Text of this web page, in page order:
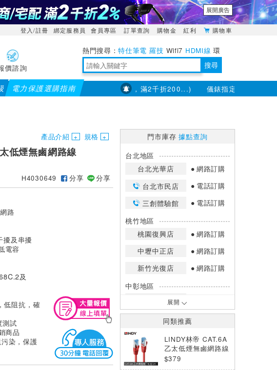
展開廣告
登入/註冊 綁定服務員 會員專區 訂單查詢 購物金 紅利 購物車
價諮詢
特仕筆電 羅技 Wifi7 HDMI線 環
境量測 明緯POWER 搜尋
電力保護選購指南
通】全館滿千折百(部分品項不適用，滿2千折200...) 儀錶指定款單筆滿
產品介紹 規格
低煙無鹵網路線
H4030649 分享 分享
路
擾及串擾
電容
及
低阻抗，確
測試
商品
染，保護
門市庫存據點查詢
台北地區
台北光華店
網路訂購
台北市民店
電話訂購
三創體驗館
電話訂購
桃竹地區
桃園復興店
網路訂購
中壢中正店
網路訂購
新竹光復店
網路訂購
中彰地區
台中英才店
嘉南地區
高雄鳳山店
網路訂購
*庫存數量：網路訂購(0)、少量庫存
展開
同類推薦
LINDY林帝 CAT.6A
乙太低煙無鹵網路線
S/FTP, 紅色, 5m
$379